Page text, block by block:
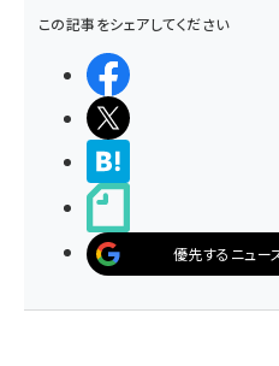
この記事をシェアしてください
優先するニュ